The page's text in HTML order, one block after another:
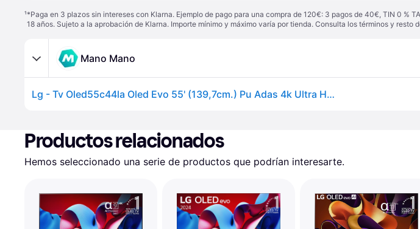
¹*Paga en 3 plazos sin intereses con Klarna. Ejemplo de pago para una compra de 120€: 3 pagos de 40€, TIN 0 %
18 años. Sujeto a la aprobación de Klarna. Importe mínimo y máximo varía por tienda. Consulta los términos y resto
Mano Mano
Lg - Tv Oled55c44la Oled Evo 55' (139,7cm.) Pu Adas 4k Ultra Hd (2
Productos relacionados
Hemos seleccionado una serie de productos que podrían interesarte.